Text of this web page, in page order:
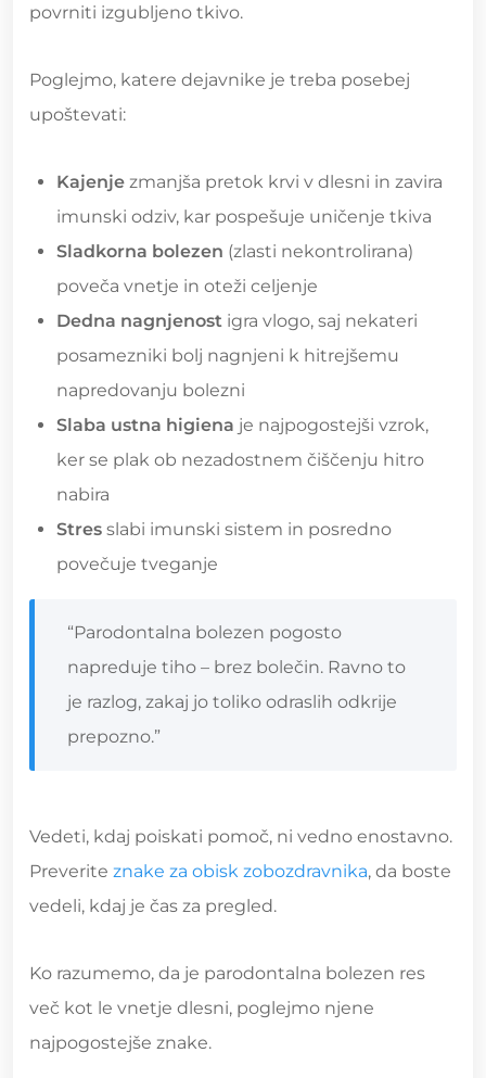
povrniti izgubljeno tkivo.
Poglejmo, katere dejavnike je treba posebej
upoštevati:
Kajenje zmanjša pretok krvi v dlesni in zavira
imunski odziv, kar pospešuje uničenje tkiva
Sladkorna bolezen (zlasti nekontrolirana)
poveča vnetje in oteži celjenje
Dedna nagnjenost igra vlogo, saj nekateri
posamezniki bolj nagnjeni k hitrejšemu
napredovanju bolezni
Slaba ustna higiena je najpogostejši vzrok,
ker se plak ob nezadostnem čiščenju hitro
nabira
Stres slabi imunski sistem in posredno
povečuje tveganje
“Parodontalna bolezen pogosto
napreduje tiho – brez bolečin. Ravno to
je razlog, zakaj jo toliko odraslih odkrije
prepozno.”
Vedeti, kdaj poiskati pomoč, ni vedno enostavno.
Preverite znake za obisk zobozdravnika, da boste
vedeli, kdaj je čas za pregled.
Ko razumemo, da je parodontalna bolezen res
več kot le vnetje dlesni, poglejmo njene
najpogostejše znake.